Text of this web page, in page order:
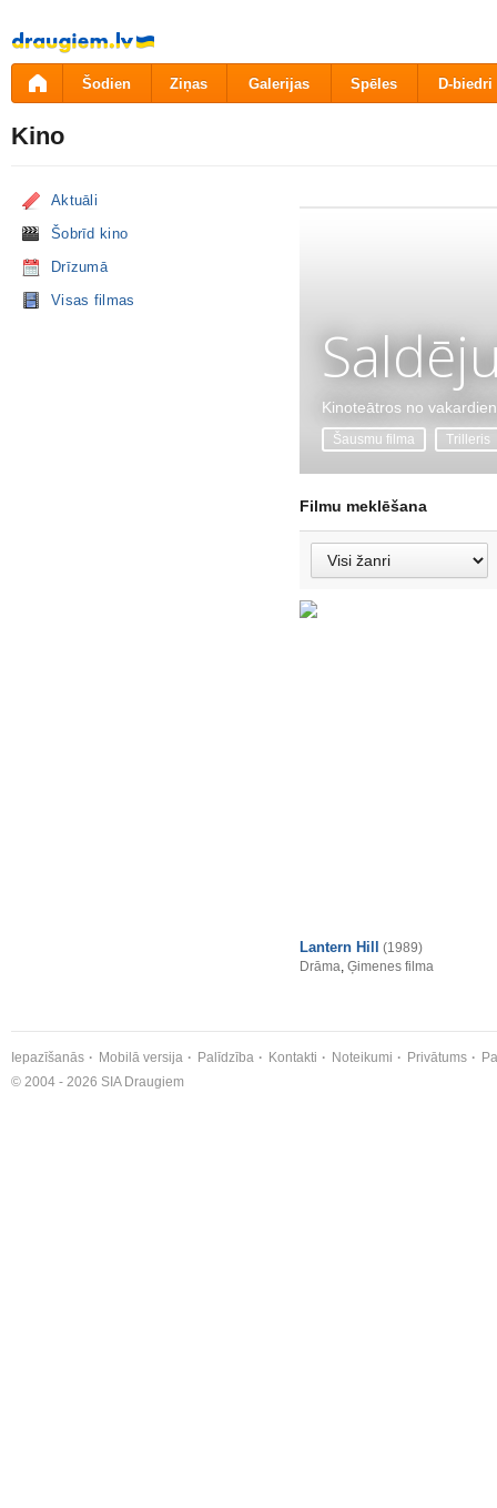
Pāriet
uz
saturu
Šodien Ziņas Galerijas Spēles D-biedri
Kino
Aktuāli
Šobrīd kino
Drīzumā
Visas filmas
Kinoteātros no
Šausmu filma Trilleris
Filmu meklēšana
Lantern Hill
(1989)
Drāma, Ģimenes filma
Iepazīšanās Mobilā versija Palīdzība Kontakti Noteikumi Privātums
© 2004 - 2026 SIA Draugiem